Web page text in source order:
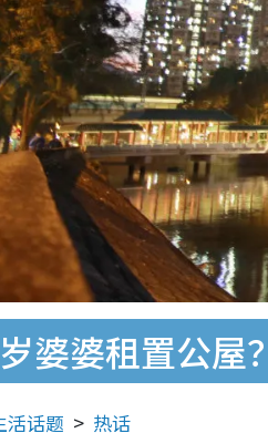
婆婆租置公屋
活话题 热话